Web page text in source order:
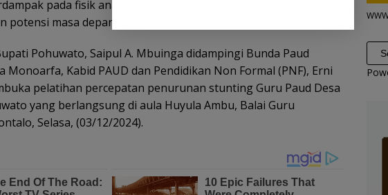
pada fisik anak, tetapi juga pada perkembangan otak,
masa depan mereka.
Pohuwato, Saipul A. Mbuinga didampingi Bunda Paud
Monoarfa, Kabid PAUD dan Pendidikan Non Formal (PNF), Erni
pelatihan percepatan penurunan stunting Guru Paud Desa
yang berlangsung di aula Huyula Ambu, Balai Guru
Selasa, (03/12/2024).